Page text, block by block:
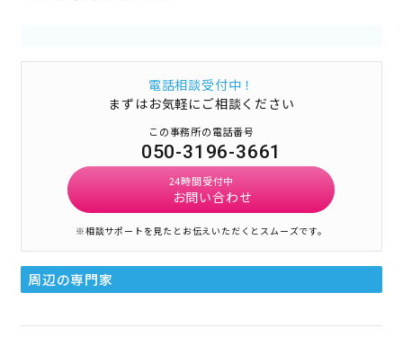
電話相談受付中！
まずはお気軽にご相談ください
この事務所の電話番号
050-3196-3661
24時間受付中
お問い合わせ
※相談サポートを見たとお伝えいただくとスムーズです。
周辺の専門家